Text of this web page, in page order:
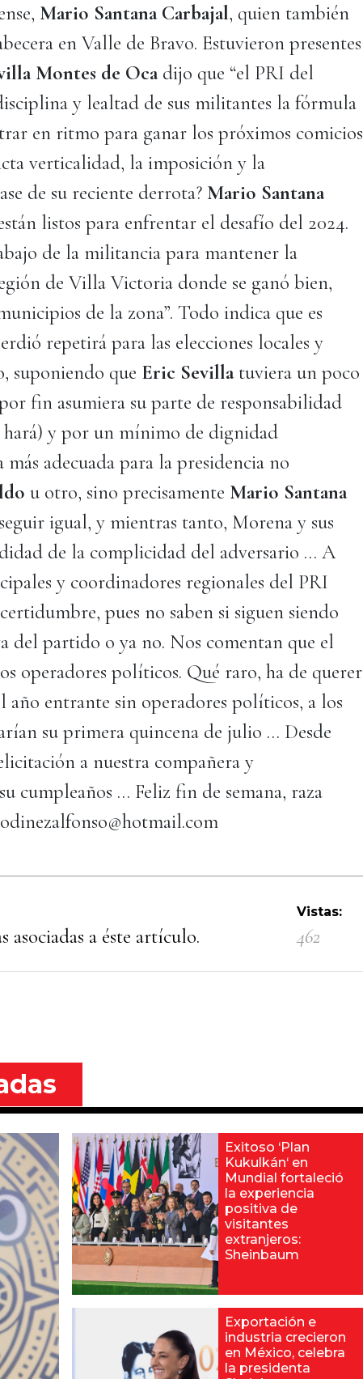
Mario Santana Carbajal, quien también
en Valle de Bravo. Estuvieron presentes
Montes de Ocadijo que “el PRI del
y lealtad de sus militantes la fórmula
en ritmo para ganar los próximos comicios
verticalidad, la imposición y la
de su reciente derrota? Mario Santana
listos para enfrentar el desafío del 2024.
de la militancia para mantener la
de Villa Victoria donde se ganó bien,
de la zona”. Todo indica que es
repetirá para las elecciones locales y
suponiendo que Eric Sevillatuviera un poco
fin asumiera su parte de responsabilidad
hará) y por un mínimo de dignidad
adecuada para la presidencia no
u otro, sino precisamente Mario Santana
igual, y mientras tanto, Morena y sus
de la complicidad del adversario … A
y coordinadores regionales del PRI
pues no saben si siguen siendo
del partido o ya no. Nos comentan que el
operadores políticos. Qué raro, ha de querer
entrante sin operadores políticos, a los
su primera quincena de julio … Desde
a nuestra compañera y
cumpleaños … Feliz fin de semana, raza
asociadas a éste artículo.
Vistas:
462
Exitoso ‘Plan
Kukulkán‘ en
Mundial fortaleció
la experiencia
positiva de
visitantes
extranjeros:
Sheinbaum
Exportación e
industria crecieron
en México, celebra
la presidenta